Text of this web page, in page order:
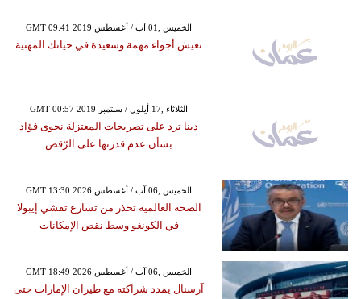
GMT 09:41 2019 الخميس ,01 آب / أغسطس
تعيش أجواء مهمة وسعيدة في حياتك المهنية
GMT 00:57 2019 الثلاثاء ,17 أيلول / سبتمبر
دينا ترد على تصريحات المعتزلة نجوى فؤاد
بشأن عدم قدرتها على الرّقص
GMT 13:30 2026 الخميس ,06 آب / أغسطس
الصحة العالمية تحذر من تسارع تفشي إيبولا
في الكونغو وسط نقص الإمكانات
GMT 18:49 2026 الخميس ,06 آب / أغسطس
آرسنال يمدد شراكته مع طيران الإمارات حتى